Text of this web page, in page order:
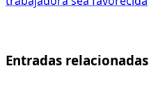
Entradas relacionadas